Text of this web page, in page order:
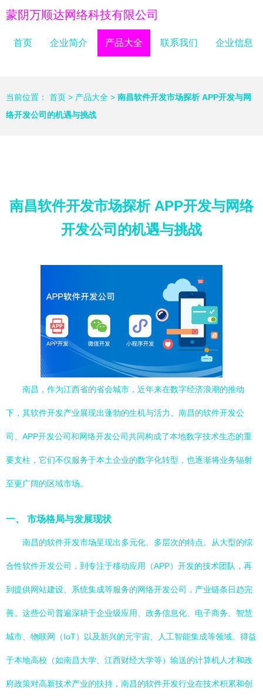
蒙阴万顺达网络科技有限公司
首页 企业简介 产品大全 联系我们 企业信息
当前位置： 首页 > 产品大全 > 南昌软件开发市场探析 APP开发与网
络开发公司的机遇与挑战
南昌软件开发市场探析 APP开发与网络
开发公司的机遇与挑战
南昌，作为江西省的省会城市，近年来在数字经济浪潮的推动
下，其软件开发产业展现出蓬勃的生机与活力。南昌的软件开发公
司、APP开发公司和网络开发公司共同构成了本地数字技术生态的重
要支柱，它们不仅服务于本土企业的数字化转型，也逐渐将业务辐射
至更广阔的区域市场。
一、 市场格局与发展现状
南昌的软件开发市场呈现出多元化、多层次的特点。从大型的综
合性软件开发公司，到专注于移动应用（APP）开发的技术团队，再
到提供网站建设、系统集成等服务的网络开发公司，产业链条日趋完
善。这些公司普遍深耕于企业级应用、政务信息化、电子商务、智慧
城市、物联网（IoT）以及新兴的元宇宙、人工智能集成等领域。得益
于本地高校（如南昌大学、江西财经大学等）输送的计算机人才和政
府政策对高新技术产业的扶持，南昌的软件开发行业在技术积累和创